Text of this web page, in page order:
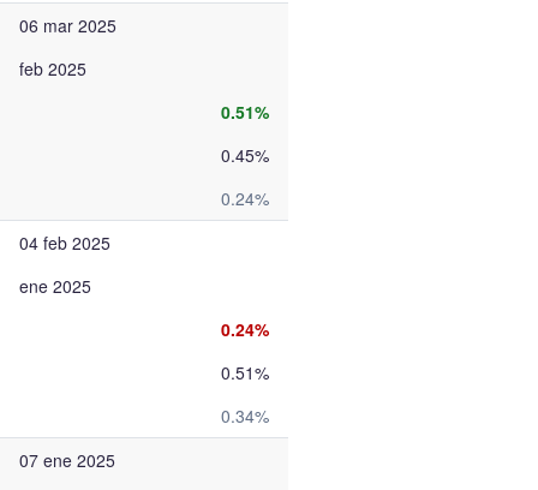
06 mar 2025
feb 2025
0.51%
0.45%
0.24%
04 feb 2025
ene 2025
0.24%
0.51%
0.34%
07 ene 2025